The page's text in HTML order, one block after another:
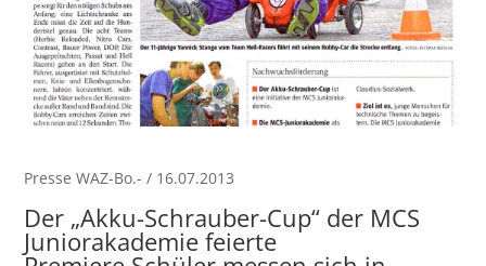
Presse WAZ-Bo.- / 16.07.2013
Der „Akku-Schrauber-Cup“ der MCS
Juniorakademie feierte